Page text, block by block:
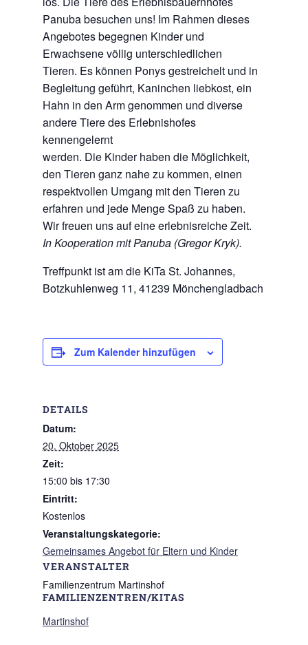
Panuba besuchen uns! Im Rahmen dieses
Angebotes begegnen Kinder und
Erwachsene völlig unterschiedlichen
Tieren. Es können Ponys gestreichelt und in
Begleitung geführt, Kaninchen liebkost, ein
Hahn in den Arm genommen und diverse
andere Tiere des Erlebnishofes
kennengelernt
werden. Die Kinder haben die Möglichkeit,
den Tieren ganz nahe zu kommen, einen
respektvollen Umgang mit den Tieren zu
erfahren und jede Menge Spaß zu haben.
Wir freuen uns auf eine erlebnisreiche Zeit.
In Kooperation mit Panuba (Gregor Kryk).
Treffpunkt ist am die KiTa St. Johannes,
Botzkuhlenweg 11, 41239 Mönchengladbach
Zum Kalender hinzufügen
DETAILS
Datum:
20. Oktober 2025
Zeit:
15:00 bis 17:30
Eintritt:
Kostenlos
Veranstaltungskategorie:
Gemeinsames Angebot für Eltern und Kinder
VERANSTALTER
Familienzentrum Martinshof
FAMILIENZENTREN/KITAS
Martinshof